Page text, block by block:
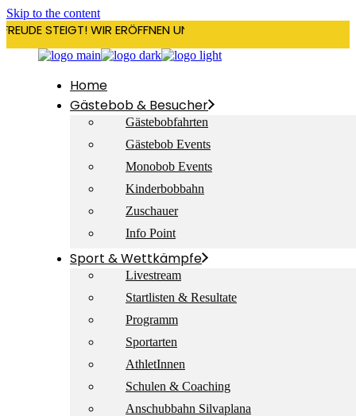
Skip to the content
STEIGT! WIR ERÖFFNEN UNSERE SAISON AM 22.
Home
Gästebob & Besucher
Gästebobfahrten
Gästebob Events
Monobob Events
Kinderbobbahn
Zuschauer
Info Point
Sport & Wettkämpfe
Livestream
Startlisten & Resultate
Programm
Sportarten
AthletInnen
Schulen & Coaching
Anschubbahn Silvaplana